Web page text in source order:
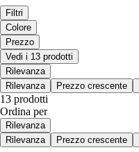
Filtri
Colore
Prezzo
Vedi i 13 prodotti
Rilevanza
Rilevanza
Prezzo crescente
13 prodotti
Ordina per
Rilevanza
Rilevanza
Prezzo crescente